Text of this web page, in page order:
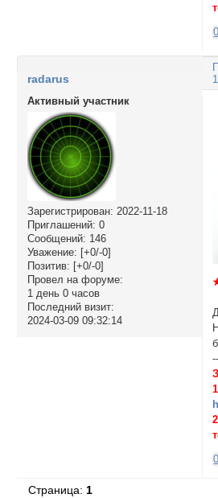
0
radarus
Активный участник
Зарегистрирован: 2022-11-18
Приглашений: 0
Сообщений: 146
Уважение: [+0/-0]
Позитив: [+0/-0]
Провел на форуме:
1 день 0 часов
Последний визит:
2024-03-09 09:32:14
0
Страница: 1